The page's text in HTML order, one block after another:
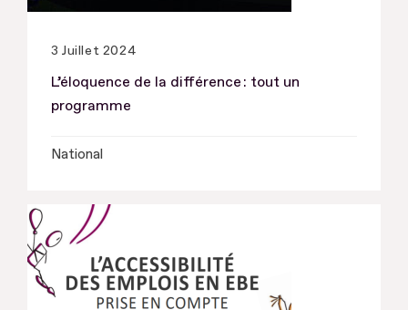
3 Juillet 2024
L’éloquence de la différence : tout un
programme
National